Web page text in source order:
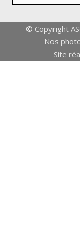
© Copyright
Nos
Site